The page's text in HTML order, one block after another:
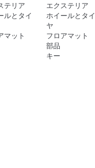
テリア
ルとタイ
マット
エクステリア
ホイールとタイ
ヤ
フロアマット
部品
キー